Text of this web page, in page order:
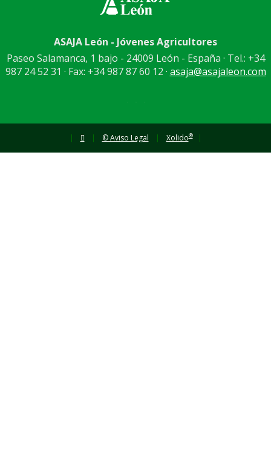
ASAJA León - Jóvenes Agricultores
Paseo Salamanca, 1 bajo - 24009 León - España · Tel.: +34
987 24 52 31 · Fax: +34 987 87 60 12 · asaja@asajaleon.com
| | © Aviso Legal | Xolido® |